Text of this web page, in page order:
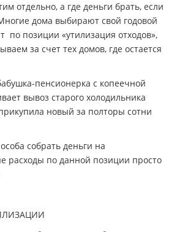
отдельно, а где деньги брать, если
дома выбирают свой годовой
по позиции «утилизация отходов»,
за счет тех домов, где остается
пенсионерка с копеечной
вывоз старого холодильника
новый за полторы сотни
собрать деньги на
расходы по данной позиции просто